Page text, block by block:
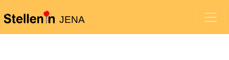
JENA